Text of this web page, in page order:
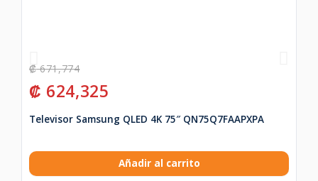
₡671,774
₡ 624,325
Televisor Samsung QLED 4K 75″ QN75Q7FAAPXPA
Añadir al carrito